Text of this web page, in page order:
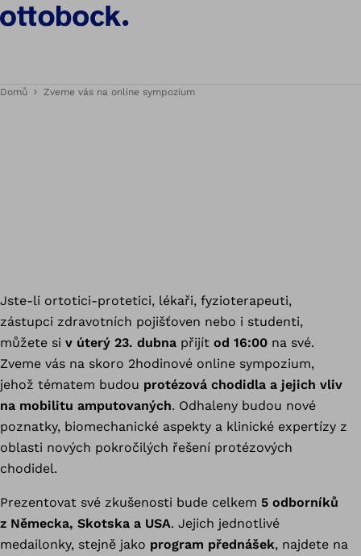
Domů Zveme vás na online sympozium
Jste-li ortotici-protetici, lékaři, fyzioterapeuti,
zástupci zdravotních pojišťoven nebo i studenti,
můžete si v úterý 23. dubna přijít od 16:00 na své.
Zveme vás na skoro 2hodinové online sympozium,
jehož tématem budou protézová chodidla a jejich vliv
na mobilitu amputovaných. Odhaleny budou nové
poznatky, biomechanické aspekty a klinické expertízy z
oblasti nových pokročilých řešení protézových
chodidel.
Prezentovat své zkušenosti bude celkem 5 odborníků
z Německa, Skotska a USA. Jejich jednotlivé
medailonky, stejně jako program přednášek, najdete na